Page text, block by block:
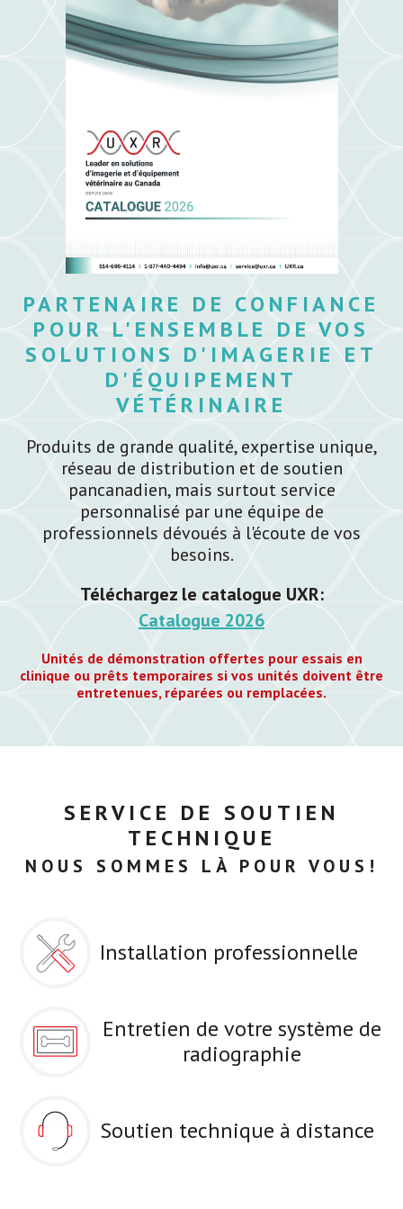
PARTENAIRE DE CONFIANCE
POUR L'ENSEMBLE DE VOS
SOLUTIONS D'IMAGERIE ET
D'ÉQUIPEMENT
VÉTÉRINAIRE
Produits de grande qualité, expertise unique,
réseau de distribution et de soutien
pancanadien, mais surtout service
personnalisé par une équipe de
professionnels dévoués à l'écoute de vos
besoins.
Téléchargez le catalogue UXR:
Catalogue 2026
Unités de démonstration offertes pour essais en
clinique ou prêts temporaires si vos unités doivent être
entretenues, réparées ou remplacées.
SERVICE DE SOUTIEN
TECHNIQUE
NOUS SOMMES LÀ POUR VOUS!
Installation professionnelle
Entretien de votre système de
radiographie
Soutien technique à distance